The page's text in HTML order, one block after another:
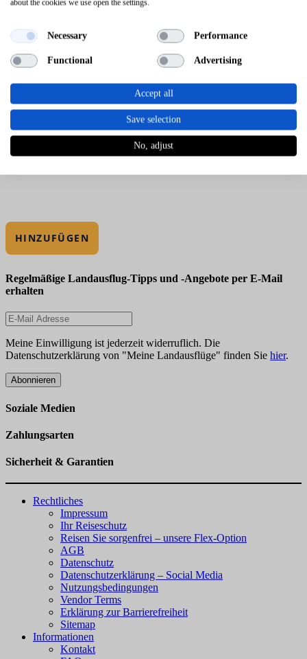
HINZUFÜGEN
Regelmäßige Landausflug-Tipps und -Angebote per E-Mail
erhalten
Meine Einwilligung ist jederzeit widerruflich. Die
Datenschutzerklärung von "Meine Landausflüge" finden Sie hier.
Abonnieren
Soziale Medien
Zahlungsarten
Sicherheit & Garantien
Rechtliches
Impressum
Ihr Reiseschutz
Reisen Sie sorgenfrei – unsere Flex-Option
AGB
Datenschutz
Datenschutzerklärung – Social Media
Nutzungsbedingungen
Vendor Terms
Erklärung zur Barrierefreiheit
Sitemap
Informationen
Kontakt
about the cookies we use open the settings.
Necessary Performance
Functional Advertising
Accept all
Save selection
No, adjust